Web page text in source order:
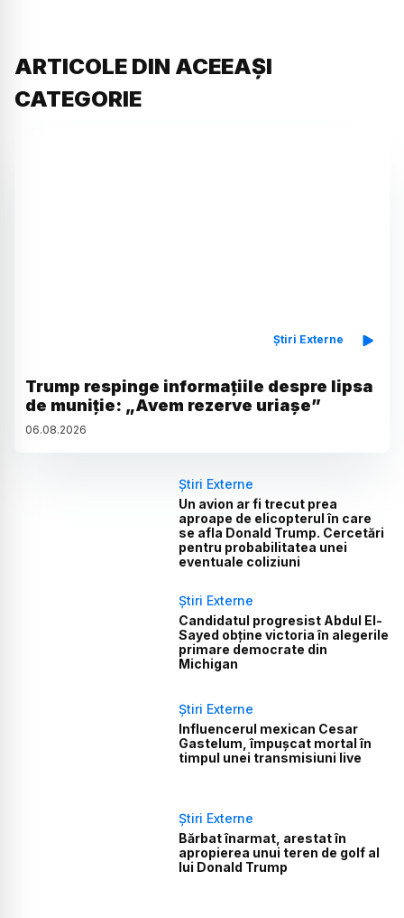
ARTICOLE DIN ACEEAȘI
CATEGORIE
Știri Externe
Trump respinge informațiile despre lipsa
de muniție: „Avem rezerve uriașe”
06.08.2026
Știri Externe
Un avion ar fi trecut prea
aproape de elicopterul în care
se afla Donald Trump. Cercetări
pentru probabilitatea unei
eventuale coliziuni
Știri Externe
Candidatul progresist Abdul El-
Sayed obține victoria în alegerile
primare democrate din
Michigan
Știri Externe
Influencerul mexican Cesar
Gastelum, împușcat mortal în
timpul unei transmisiuni live
Știri Externe
Bărbat înarmat, arestat în
apropierea unui teren de golf al
lui Donald Trump